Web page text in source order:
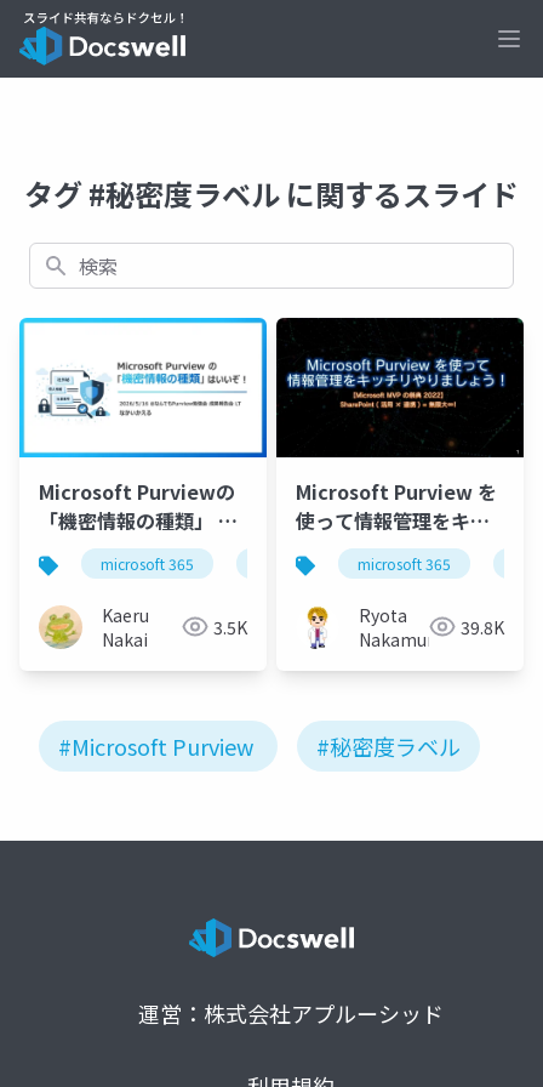
タグ #秘密度ラベル に関するスライド
検索
Microsoft Purviewの
「機密情報の種類」 は
いいぞ！microsoft 365 microsoft purview 秘密度ラベル
Kaeru
Nakai
3.5K
Microsoft Purview を
使って情報管理をキッ
チリやりましょう！
microsoft 365
Ryota
Nakamura
39.8K
#Microsoft Purview #秘密度ラベル
運営：株式会社アプルーシッド